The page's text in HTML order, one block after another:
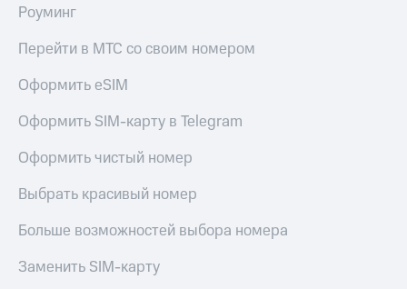
Роуминг
Перейти в МТС со своим номером
Оформить eSIM
Оформить SIM-карту в Telegram
Оформить чистый номер
Выбрать красивый номер
Больше возможностей выбора номера
Заменить SIM-карту